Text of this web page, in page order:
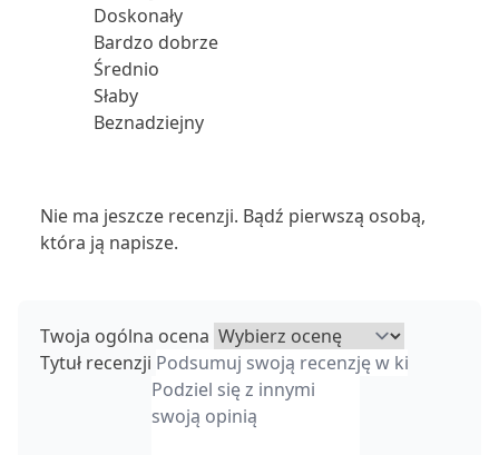
Doskonały
Bardzo dobrze
Średnio
Słaby
Beznadziejny
Nie ma jeszcze recenzji. Bądź pierwszą osobą,
która ją napisze.
Twoja ogólna ocena
Tytuł recenzji